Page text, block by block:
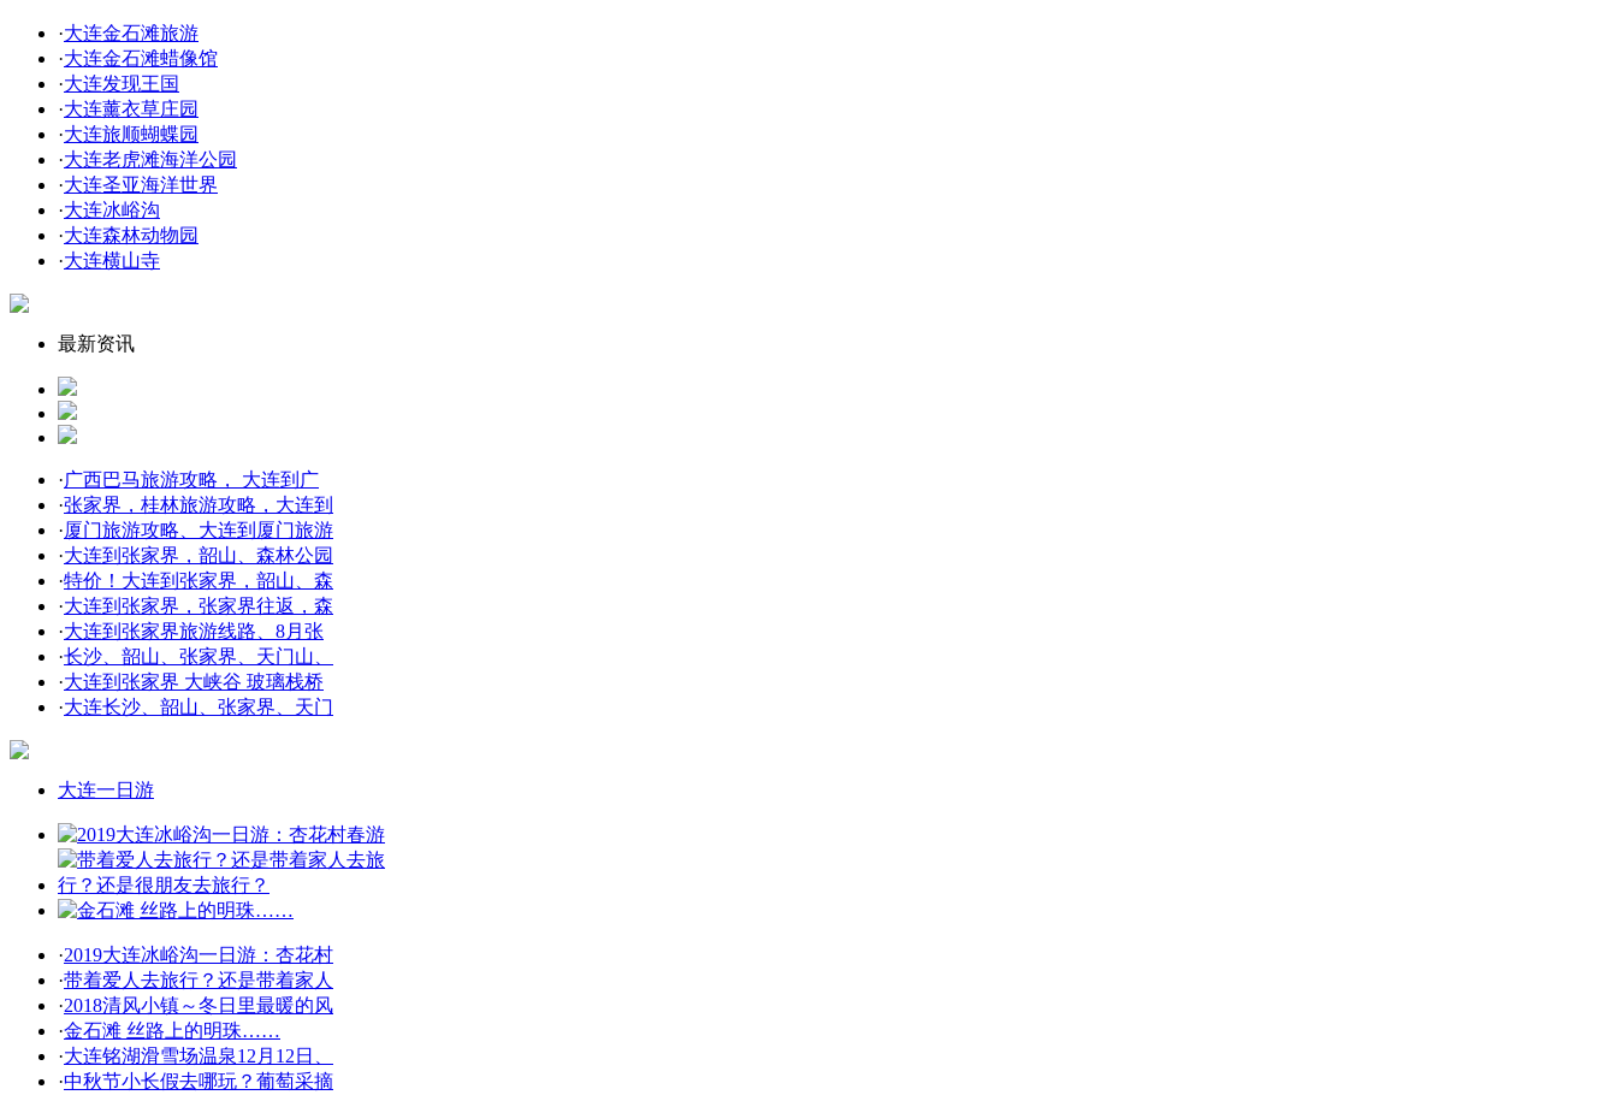
·大连金石滩旅游
·大连金石滩蜡像馆
·大连发现王国
·大连薰衣草庄园
·大连旅顺蝴蝶园
·大连老虎滩海洋公园
·大连圣亚海洋世界
·大连冰峪沟
·大连森林动物园
·大连横山寺
最新资讯
·广西巴马旅游攻略， 大连到广
·张家界，桂林旅游攻略，大连到
·厦门旅游攻略、大连到厦门旅游
·大连到张家界，韶山、森林公园
·特价！大连到张家界，韶山、森
·大连到张家界，张家界往返，森
·大连到张家界旅游线路、8月张
·长沙、韶山、张家界、天门山、
·大连到张家界 大峡谷 玻璃栈桥
·大连长沙、韶山、张家界、天门
大连一日游
·2019大连冰峪沟一日游：杏花村
·带着爱人去旅行？还是带着家人
·2018清风小镇～冬日里最暖的风
·金石滩 丝路上的明珠……
·大连铭湖滑雪场温泉12月12日、
·中秋节小长假去哪玩？葡萄采摘